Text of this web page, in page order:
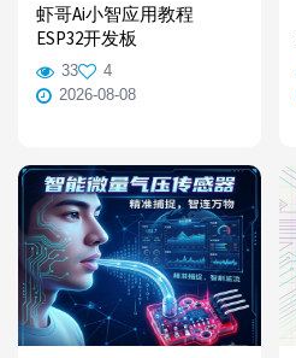
虾哥Ai小智应用教程
ESP32开发板
33
4
2026-08-08